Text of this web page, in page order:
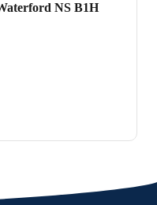
NS B1H